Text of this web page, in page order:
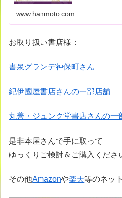
www.hanmoto.com
お取り扱い書店様：
書泉グランデ神保町さん
紀伊國屋書店さんの一部店舗
丸善・ジュンク堂書店さんの一
是非本屋さんで手に取って
ゆっくりご検討＆ご購入くださ
その他Amazonや楽天等のネッ